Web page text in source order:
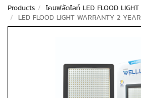
Products
โคมฟลัดไลท์ LED FLOOD LIGHT
LED FLOOD LIGHT WARRANTY 2 YEAR